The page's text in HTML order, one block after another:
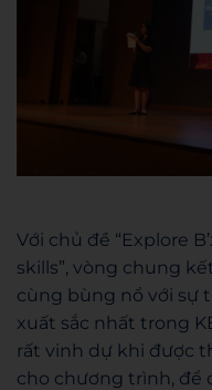
Với chủ đề “Explore
skills”, vòng chung
cùng bùng nổ với sự
xuất sắc nhất trong
rất vinh dự khi được
cho chương trình, để